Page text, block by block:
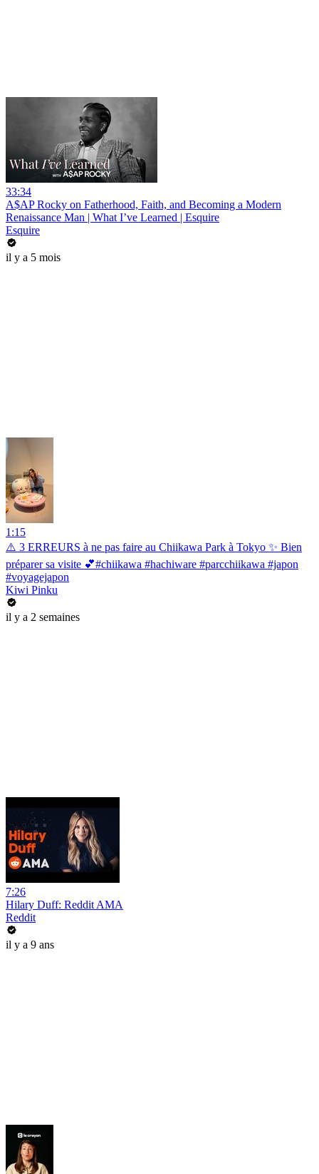
33:34
A$AP Rocky on Fatherhood, Faith, and Becoming a Modern
Renaissance Man | What I’ve Learned | Esquire
Esquire
il y a 5 mois
1:15
⚠️ 3 ERREURS à ne pas faire au Chiikawa Park à Tokyo ✨ Bien
préparer sa visite 💕#chiikawa #hachiware #parcchiikawa #japon
#voyagejapon
Kiwi Pinku
il y a 2 semaines
7:26
Hilary Duff: Reddit AMA
Reddit
il y a 9 ans